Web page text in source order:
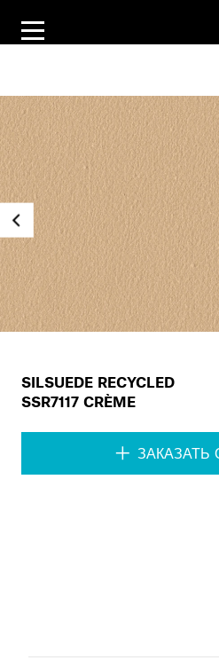
SILSUEDE RECYCLED
SSR7117 CRÈME
ЗАКАЗАТЬ